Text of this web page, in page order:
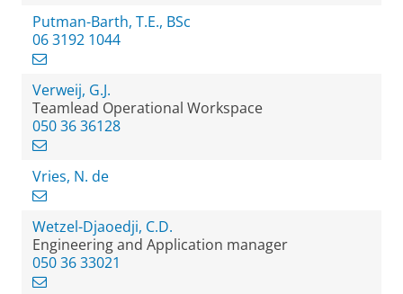
Putman-Barth, T.E., BSc
06 3192 1044
Verweij, G.J.
Teamlead Operational Workspace
050 36 36128
Vries, N. de
Wetzel-Djaoedji, C.D.
Engineering and Application manager
050 36 33021